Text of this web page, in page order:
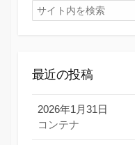
検
索
最近の投稿
2026年1月31日
コンテナ